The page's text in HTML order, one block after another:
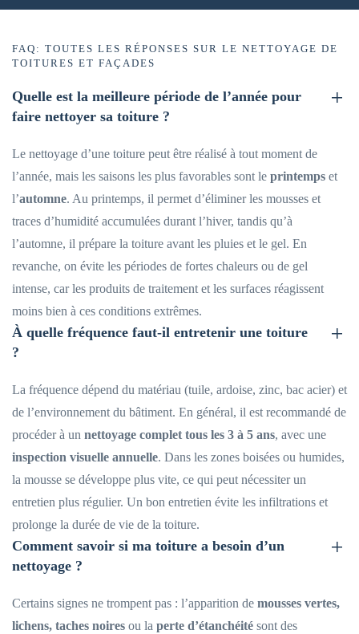
FAQ: TOUTES LES RÉPONSES SUR LE NETTOYAGE DE
TOITURES ET FAÇADES
Quelle est la meilleure période de l’année pour
faire nettoyer sa toiture ?
Le nettoyage d’une toiture peut être réalisé à tout moment de
l’année, mais les saisons les plus favorables sont le printemps et
l’automne. Au printemps, il permet d’éliminer les mousses et
traces d’humidité accumulées durant l’hiver, tandis qu’à
l’automne, il prépare la toiture avant les pluies et le gel. En
revanche, on évite les périodes de fortes chaleurs ou de gel
intense, car les produits de traitement et les surfaces réagissent
moins bien à ces conditions extrêmes.
À quelle fréquence faut-il entretenir une toiture
?
La fréquence dépend du matériau (tuile, ardoise, zinc, bac acier) et
de l’environnement du bâtiment. En général, il est recommandé de
procéder à un nettoyage complet tous les 3 à 5 ans, avec une
inspection visuelle annuelle. Dans les zones boisées ou humides,
la mousse se développe plus vite, ce qui peut nécessiter un
entretien plus régulier. Un bon entretien évite les infiltrations et
prolonge la durée de vie de la toiture.
Comment savoir si ma toiture a besoin d’un
nettoyage ?
Certains signes ne trompent pas : l’apparition de mousses vertes,
lichens, taches noires ou la perte d’étanchéité sont des